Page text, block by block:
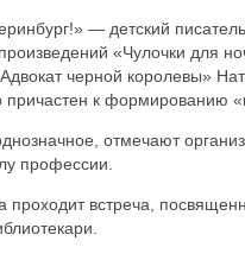
— детский
«Чулочки для
черной королевы»
причастен к формированию
отмечают
профессии.
проходит встреча,